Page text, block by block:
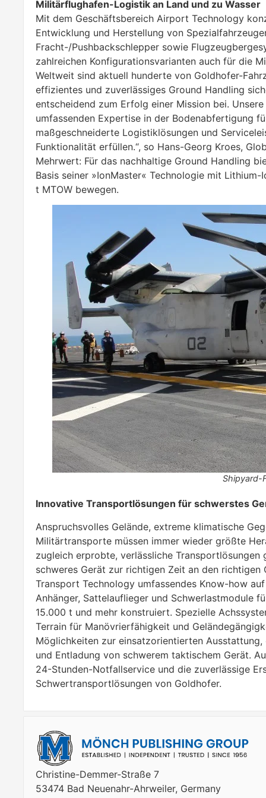
Militärflughafen-Logistik an Land und zu Wasser
Mit dem Geschäftsbereich Airport Technology
Entwicklung und Herstellung von
Fracht-/Pushbackschlepper sowie
zahlreichen Konfigurationsvarianten auch für die
Weltweit sind aktuell hunderte von Goldhofer-
effizientes und zuverlässiges Ground Handling
entscheidend zum Erfolg einer Mission bei.
umfassenden Expertise in der Bodenabfertigung
maßgeschneiderte Logistiklösungen und
Funktionalität erfüllen.“, so Hans-Georg Kroes,
Mehrwert: Für das nachhaltige Ground Handling
Basis seiner »IonMaster« Technologie mit
t MTOW bewegen.
Shipyard-
Innovative Transportlösungen für schwerstes
Anspruchsvolles Gelände, extreme klimatische
Militärtransporte müssen immer wieder größte
zugleich erprobte, verlässliche
schweres Gerät zur richtigen Zeit an den
Transport Technology umfassendes Know-how
Anhänger, Sattelauflieger und Schwerlastmodule
15.000 t und mehr konstruiert. Spezielle
Terrain für Manövrierfähigkeit und
Möglichkeiten zur einsatzorientierten
und Entladung von schwerem taktischem Gerät.
24-Stunden-Notfallservice und die zuverlässige
Schwertransportlösungen von Goldhofer.
Christine-Demmer-Straße 7
53474 Bad Neuenahr-Ahrweiler, Germany